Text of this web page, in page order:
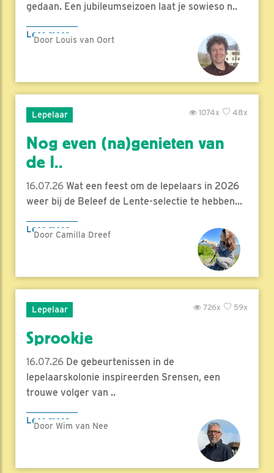
gedaan. Een jubileumseizoen laat je sowieso n..
Lees meer
Door Louis van Oort
Lepelaar 48x
1074x
Nog even (na)genieten van
de l..
16.07.26 Wat een feest om de lepelaars in 2026
weer bij de Beleef de Lente-selectie te hebben...
Lees meer
Door Camilla Dreef
Lepelaar 59x
726x
Sprookje
16.07.26 De gebeurtenissen in de
lepelaarskolonie inspireerden Srensen, een
trouwe volger van ..
Lees meer
Door Wim van Nee